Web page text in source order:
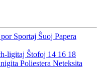
Sportaj Ŝuoj Papera
ligitaj Ŝtofoj 14 16 18
Poliestera Neteksita